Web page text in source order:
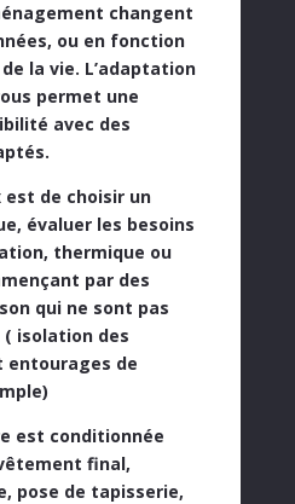
changent
, ou en fonction
la vie. L’adaptation
permet une
avec des
de choisir un
évaluer les besoins
thermique ou
par des
qui ne sont pas
isolation des
entourages de
est conditionnée
final,
pose de tapisserie,